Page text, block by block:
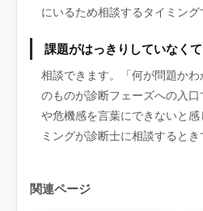
にいるため相談するタイミング
課題がはっきりしていなく
相談できます。「何が問題か
のものが診断フェーズへの入
や危機感を言葉にできないと
ミングが診断士に相談するとき
関連ページ